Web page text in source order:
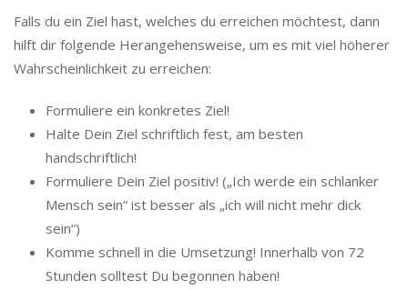
Falls du ein Ziel hast, welches du erreichen möchtest, dann
hilft dir folgende Herangehensweise, um es mit viel höherer
Wahrscheinlichkeit zu erreichen:
Formuliere ein konkretes Ziel!
Halte Dein Ziel schriftlich fest, am besten
handschriftlich!
Formuliere Dein Ziel positiv! („Ich werde ein schlanker
Mensch sein“ ist besser als „ich will nicht mehr dick
sein“)
Komme schnell in die Umsetzung! Innerhalb von 72
Stunden solltest Du begonnen haben!